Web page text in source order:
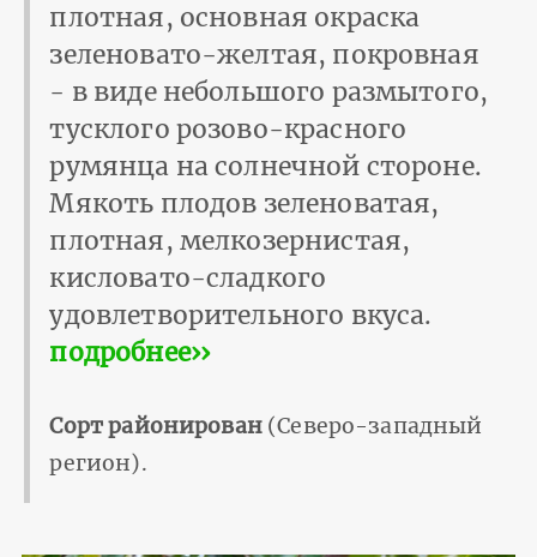
плотная, основная окраска
зеленовато-желтая, покровная
- в виде небольшого размытого,
тусклого розово-красного
румянца на солнечной стороне.
Мякоть плодов зеленоватая,
плотная, мелкозернистая,
кисловато-сладкого
удовлетворительного вкуса.
подробнее››
Сорт районирован(Северо-западный
регион).